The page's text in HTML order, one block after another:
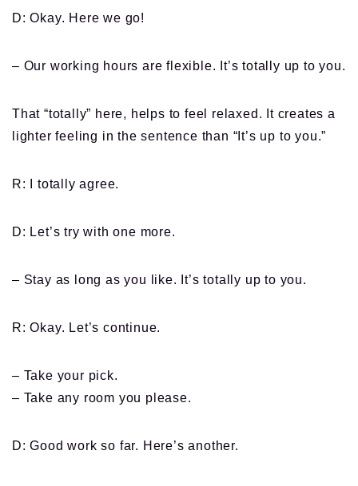
D: Okay. Here we go!
– Our working hours are flexible. It’s totally up to you.
That “totally” here, helps to feel relaxed. It creates a
lighter feeling in the sentence than “It’s up to you.”
R: I totally agree.
D: Let’s try with one more.
– Stay as long as you like. It’s totally up to you.
R: Okay. Let’s continue.
– Take your pick.
– Take any room you please.
D: Good work so far. Here’s another.